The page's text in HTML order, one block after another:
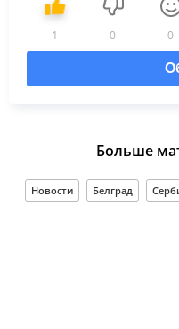
1 0 0
Больше
Новости Белград